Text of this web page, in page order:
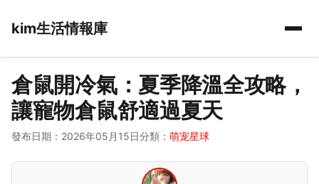
kim生活情報庫
倉鼠開冷氣：夏季降溫全攻略，
讓寵物倉鼠舒適過夏天
發布日期：2026年05月15日分類： 萌宠星球